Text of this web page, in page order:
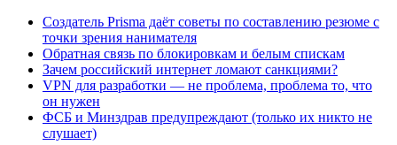
Создатель Prisma даёт советы по составлению резюме с
точки зрения нанимателя
Обратная связь по блокировкам и белым спискам
Зачем российский интернет ломают санкциями?
VPN для разработки — не проблема, проблема то, что
он нужен
ФСБ и Минздрав предупреждают (только их никто не
слушает)